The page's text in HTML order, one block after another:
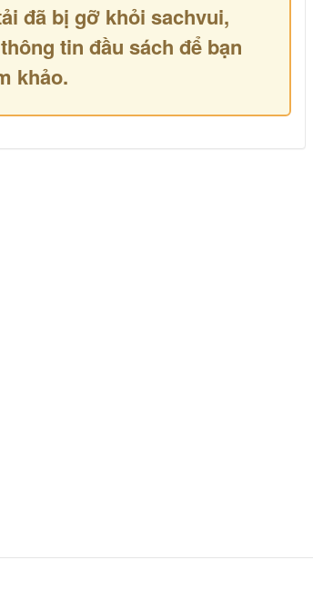
đã bị gỡ khỏi sachvui,
tin đầu sách để bạn
khảo.